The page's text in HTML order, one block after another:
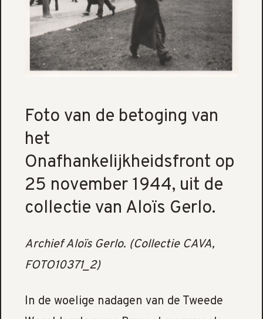
Foto van de betoging van
het
Onafhankelijkheidsfront op
25 november 1944, uit de
collectie van Aloïs Gerlo.
Archief Aloïs Gerlo. (Collectie CAVA,
FOTO10371_2)
In de woelige nadagen van de Tweede